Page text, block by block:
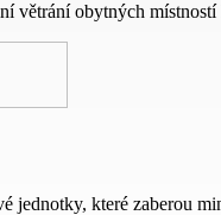
větrání obytných
jednotky, které zaberou